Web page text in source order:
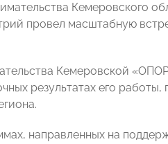
Кемеровского
провел масштабную
Кемеровской
результатах его работы,
направленных на